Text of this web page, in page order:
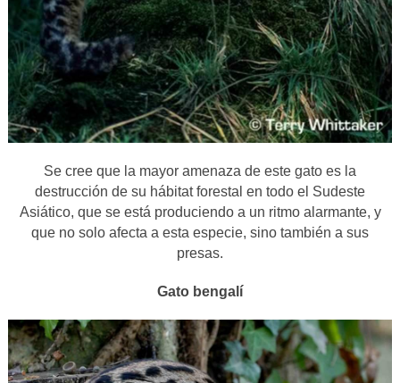
Se cree que la mayor amenaza de este gato es la
destrucción de su hábitat forestal en todo el Sudeste
Asiático, que se está produciendo a un ritmo alarmante, y
que no solo afecta a esta especie, sino también a sus
presas.
Gato bengalí